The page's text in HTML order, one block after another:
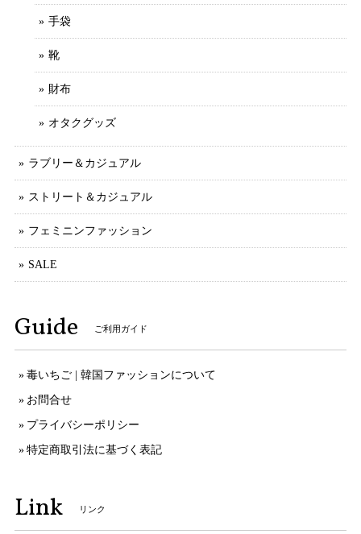
手袋
靴
財布
オタクグッズ
ラブリー＆カジュアル
ストリート＆カジュアル
フェミニンファッション
SALE
Guide ご利用ガイド
毒いちご | 韓国ファッションについて
お問合せ
プライバシーポリシー
特定商取引法に基づく表記
Link リンク